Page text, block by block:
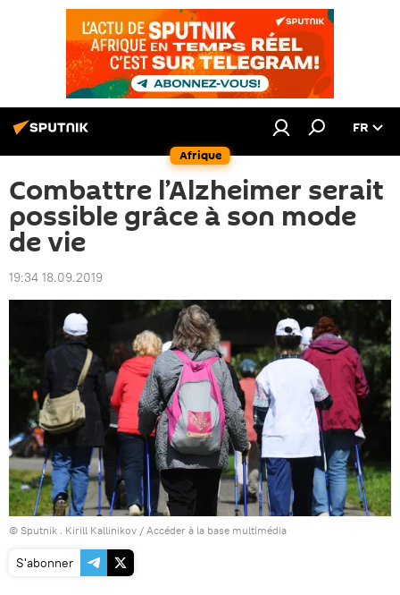
Afrique
FR
Combattre l’Alzheimer serait
possible grâce à son mode
de vie
19:34 18.09.2019
© Sputnik . Kirill Kallinikov / Accéder à la base multimédia
S'abonner